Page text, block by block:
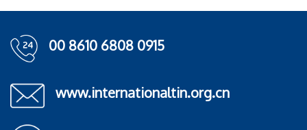
00 8610 6808 0915
www.internationaltin.org.cn